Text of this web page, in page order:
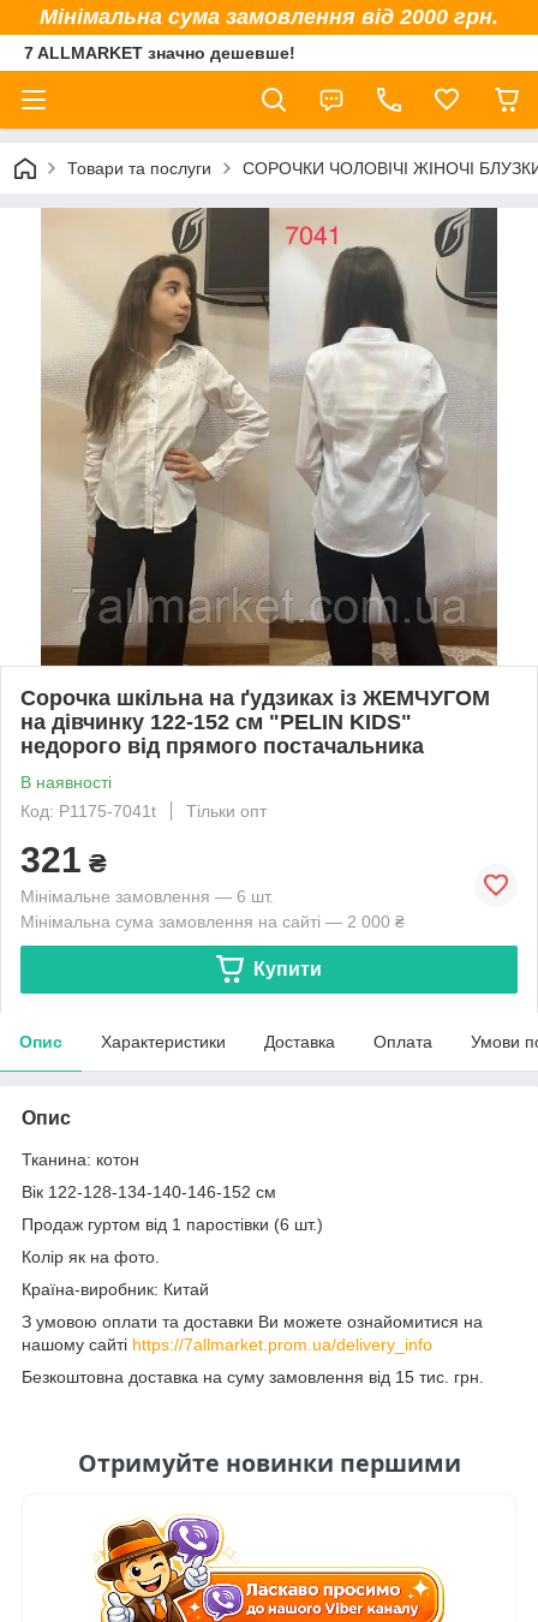
Мінімальна сума замовлення від 2000 грн.
7 ALLMARKET значно дешевше!
Товари та послуги СОРОЧКИ ЧОЛОВІЧІ ЖІНОЧІ
Сорочка шкільна на ґудзиках із ЖЕМЧУГОМ
на дівчинку 122-152 см "PELIN KIDS"
недорого від прямого постачальника
В наявності
Код: P1175-7041t
Тільки опт
321 ₴
Мінімальне замовлення — 6 шт.
Мінімальна сума замовлення на сайті — 2 000 ₴
Купити
Опис Характеристики Доставка Оплата Умови
Опис
Тканина: котон
Вік 122-128-134-140-146-152 см
Продаж гуртом від 1 паростівки (6 шт.)
Колір як на фото.
Країна-виробник: Китай
З умовою оплати та доставки Ви можете ознайомитися на
нашому сайті https://7allmarket.prom.ua/delivery_info
Безкоштовна доставка на суму замовлення від 15 тис. грн.
Отримуйте новинки першими